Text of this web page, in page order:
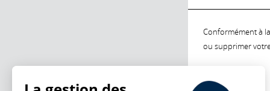
Conformément à
ou supprimer